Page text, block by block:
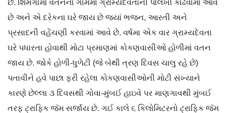
છે. શિમગામાં વતનના ગામમાં ગ્રામ્યદેવતાની પાલખી કાઢવામાં આવે
છે અને એ દરેકના ઘરે જાય છે જ્યાં ભજન, આરતી અને
પ્રસાદની વહેંચણી કરવામાં આવે છે. વર્ષમા એક વાર ગ્રામ્યદેવતા
ઘરે પધારતા હોવાથી મોટા પ્રમાણમાં કોકણવાસીઓ હોળીમાં વતન
જાય છે. જોકે હોળી-ધુળેટી (જે બેથી ત્રણ દિવસ ચાલુ રહે છે)
પતાવીને હવે પાછા ફરી રહેલા કોકણવાસીઓની મોટી સંખ્યાને
કારણે છેલ્લા ૩ દિવસથી ગોવા-મુંબઈ હાઇવે પર માણગાવથી મુંબઈ
તરફ ટ્રાફિક જૅમ સર્જાય છે. ગઈ કાલે ૬ કિલોમિટરનો ટ્રાફિક જૅમ